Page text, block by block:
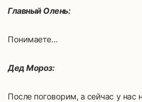
Главный Олень:
Понимаете…
Дед Мороз:
После поговорим, а сейчас у нас